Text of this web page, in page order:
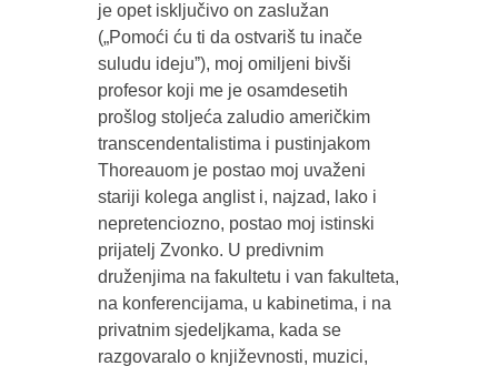
je opet isključivo on zaslužan
(„Pomoći ću ti da ostvariš tu inače
suludu idejuˮ), moj omiljeni bivši
profesor koji me je osamdesetih
prošlog stoljeća zaludio američkim
transcendentalistima i pustinjakom
Thoreauom je postao moj uvaženi
stariji kolega anglist i, najzad, lako i
nepretenciozno, postao moj istinski
prijatelj Zvonko. U predivnim
druženjima na fakultetu i van fakulteta,
na konferencijama, u kabinetima, i na
privatnim sjedeljkama, kada se
razgovaralo o književnosti, muzici,